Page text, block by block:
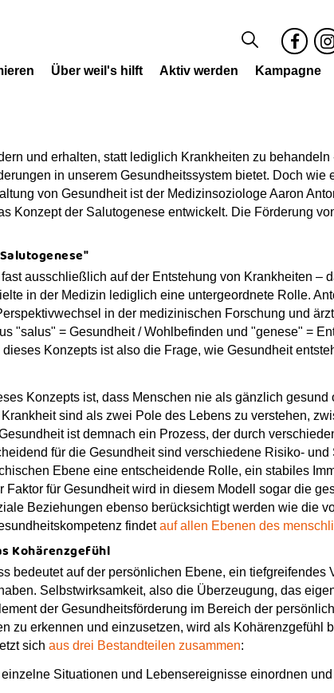
b
o
o
k
a
m
Über weil's hilft Aktiv werden Kampagne
und erhalten, statt lediglich Krankheiten zu
in unserem Gesundheitssystem bietet. Doch wie
von Gesundheit ist der Medizinsoziologe Aaron
Konzept der Salutogenese entwickelt. Die Förderung
ausschließlich auf der Entstehung von Krankheiten –
in der Medizin lediglich eine untergeordnete Rolle.
in der medizinischen Forschung und
"salus" = Gesundheit / Wohlbefinden und "genese" =
Konzepts ist also die Frage, wie Gesundheit
Konzepts ist, dass Menschen nie als gänzlich gesund
sind als zwei Pole des Lebens zu verstehen,
ist demnach ein Prozess, der durch
für die Gesundheit sind verschiedene Risiko-
Ebene eine entscheidende Rolle, ein stabiles
Faktor für Gesundheit wird in diesem Modell sogar die
Beziehungen ebenso berücksichtigt werden wie die
findetauf allen Ebenen des
Kohärenzgefühl
bedeutet auf der persönlichen Ebene, ein tiefgreifendes
Selbstwirksamkeit, also die Überzeugung, das
der Gesundheitsförderung im Bereich der
zu erkennen und einzusetzen, wird als Kohärenzgefühl
sich aus drei Bestandteilen zusammen:
Situationen und Lebensereignisse einordnen